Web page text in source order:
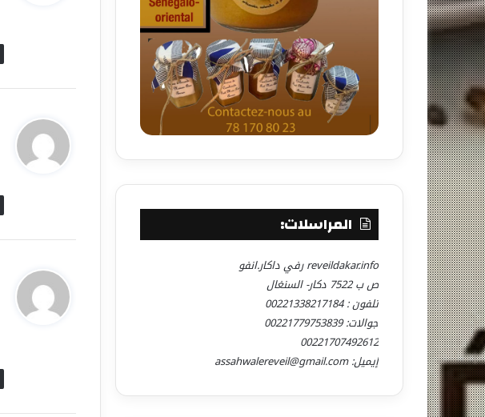
المراسلات:
reveildakar.info رفي داكار.انفو
ص ب 7522 دكار- السنغال
تلفون : 00221338217184
جوالات: 00221779753839
00221707492612
إيميل: assahwalereveil@gmail.com